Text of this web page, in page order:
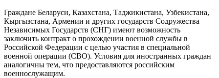
Граждане Беларуси, Казахстана, Таджикистана, Узбекистана,
Кыргызстана, Армении и других государств Содружества
Независимых Государств (СНГ) имеют возможность
заключить контракт о прохождении военной службы в
Российской Федерации с целью участия в специальной
военной операции (СВО). Условия для иностранных граждан
аналогичны тем, что предоставляются российским
военнослужащим.